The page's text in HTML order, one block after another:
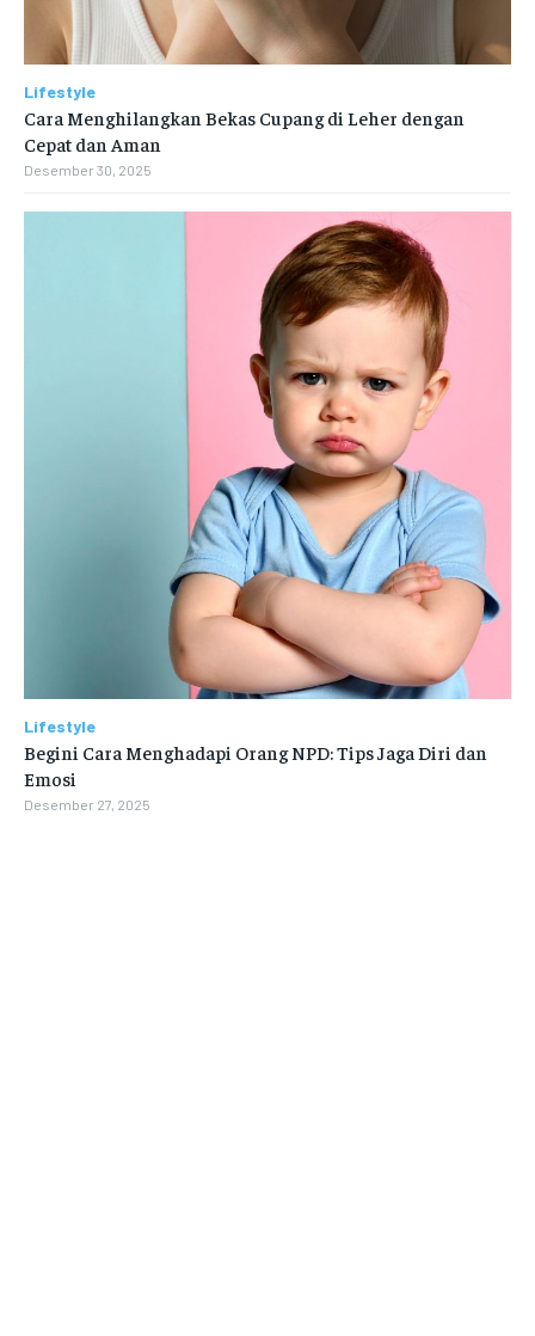
Lifestyle
Cara Menghilangkan Bekas Cupang di Leher dengan
Cepat dan Aman
Desember 30, 2025
Lifestyle
Begini Cara Menghadapi Orang NPD: Tips Jaga Diri dan
Emosi
Desember 27, 2025